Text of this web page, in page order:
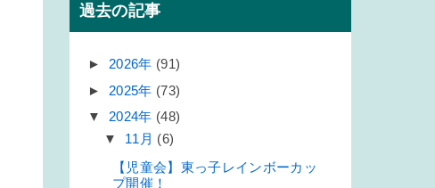
過去の記事
► 2026年 (91)
► 2025年 (73)
▼ 2024年 (48)
▼ 11月 (6)
【児童会】東っ子レインボーカッ
プ開催！